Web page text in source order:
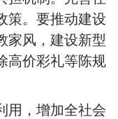
策。要推动建设
家风，建设新型
高价彩礼等陈规
用，增加全社会